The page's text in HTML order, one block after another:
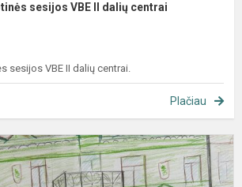
sesijos VBE II dalių centrai
sesijos VBE II dalių centrai.
Plačiau